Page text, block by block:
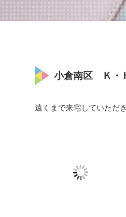
小倉南区 Ｋ・
遠くまで来宅していただ